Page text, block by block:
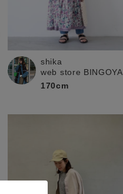
shika
web store BINGOYA
170cm